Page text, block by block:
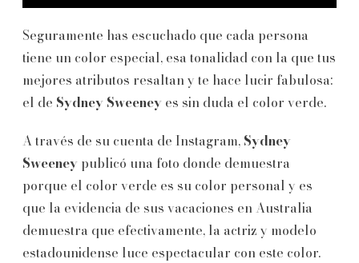
Seguramente has escuchado que cada persona
tiene un color especial, esa tonalidad con la que tus
mejores atributos resaltan y te hace lucir fabulosa:
el de Sydney Sweeney es sin duda el color verde.
A través de su cuenta de Instagram, Sydney
Sweeney publicó una foto donde demuestra
porque el color verde es su color personal y es
que la evidencia de sus vacaciones en Australia
demuestra que efectivamente, la actriz y modelo
estadounidense luce espectacular con este color.